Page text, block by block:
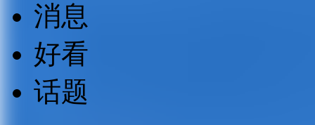
消息
好看
话题